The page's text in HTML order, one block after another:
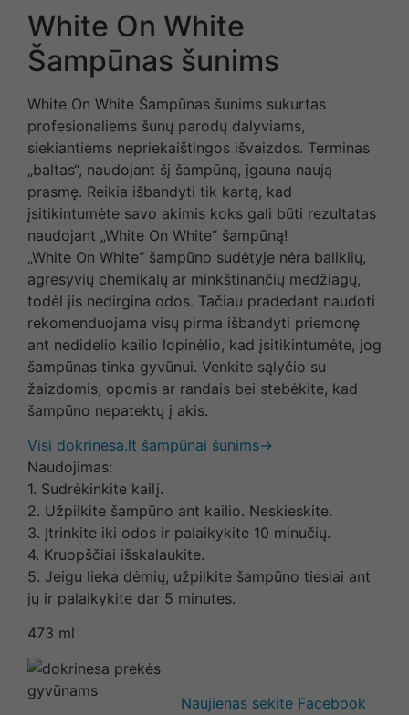
White On White
Šampūnas šunims
White On White Šampūnas šunims sukurtas
profesionaliems šunų parodų dalyviams,
siekiantiems nepriekaištingos išvaizdos. Terminas
„baltas“, naudojant šį šampūną, įgauna naują
prasmę. Reikia išbandyti tik kartą, kad
įsitikintumėte savo akimis koks gali būti rezultatas
naudojant „White On White“ šampūną!
„White On White“ šampūno sudėtyje nėra baliklių,
agresyvių chemikalų ar minkštinančių medžiagų,
todėl jis nedirgina odos. Tačiau pradedant naudoti
rekomenduojama visų pirma išbandyti priemonę
ant nedidelio kailio lopinėlio, kad įsitikintumėte, jog
šampūnas tinka gyvūnui. Venkite sąlyčio su
žaizdomis, opomis ar randais bei stebėkite, kad
šampūno nepatektų į akis.
Visi dokrinesa.lt šampūnai šunims→
Naudojimas:
1. Sudrėkinkite kailį.
2. Užpilkite šampūno ant kailio. Neskieskite.
3. Įtrinkite iki odos ir palaikykite 10 minučių.
4. Kruopščiai išskalaukite.
5. Jeigu lieka dėmių, užpilkite šampūno tiesiai ant
jų ir palaikykite dar 5 minutes.
473 ml
Naujienas sekite Facebook